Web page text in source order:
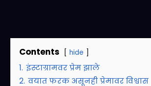
Contents hide
1. इंस्टाग्रामवर प्रेम झाले
2. वयात फरक असूनही प्रेमावर विश्वास